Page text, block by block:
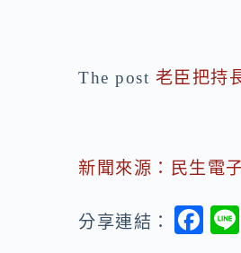
The post 老臣把持
新聞來源：民生電
分享連結：
F